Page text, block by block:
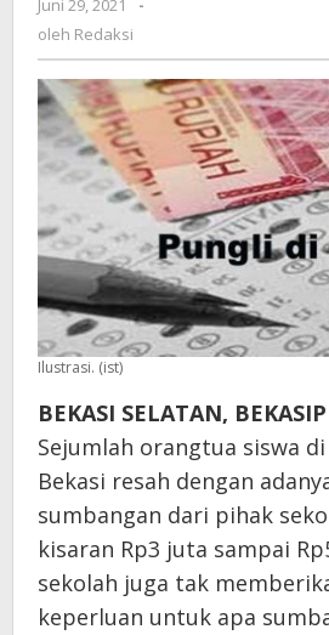
Juni 29, 2021
oleh
-
oleh Redaksi
Ilustrasi. (ist)
BEKASI SELATAN,
Sejumlah orangtua siswa
Bekasi resah dengan
sumbangan dari pihak
kisaran Rp3 juta sampai
sekolah juga tak
keperluan untuk apa